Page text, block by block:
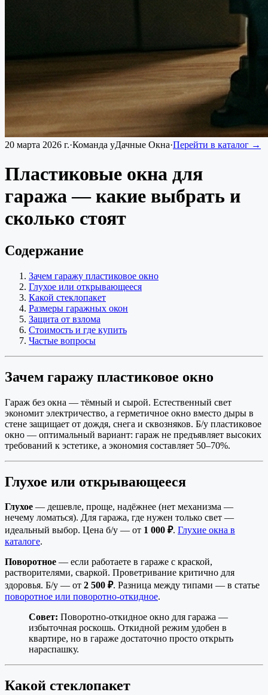
20 марта 2026 г.·Команда уДачные Окна·Перейти в каталог →
Пластиковые окна для
гаража — какие выбрать и
сколько стоят
Содержание
Зачем гаражу пластиковое окно
Глухое или открывающееся
Какой стеклопакет
Размеры гаражных окон
Защита от взлома
Стоимость и где купить
Частые вопросы
Зачем гаражу пластиковое окно
Гараж без окна — тёмный и сырой. Естественный свет
экономит электричество, а герметичное окно вместо дыры в
стене защищает от дождя, снега и сквозняков. Б/у пластиковое
окно — оптимальный вариант: гараж не предъявляет высоких
требований к эстетике, а экономия составляет 50–70%.
Глухое или открывающееся
Глухое — дешевле, проще, надёжнее (нет механизма —
нечему ломаться). Для гаража, где нужен только свет —
идеальный выбор. Цена б/у — от 1 000 ₽. Глухие окна в
каталоге.
Поворотное — если работаете в гараже с краской,
растворителями, сваркой. Проветривание критично для
здоровья. Б/у — от 2 500 ₽. Разница между типами — в статье
поворотное или поворотно-откидное.
Совет: Поворотно-откидное окно для гаража —
избыточная роскошь. Откидной режим удобен в
квартире, но в гараже достаточно просто открыть
нараспашку.
Какой стеклопакет